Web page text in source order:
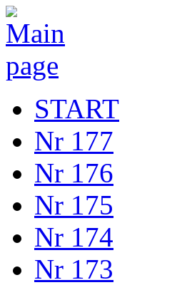
START
Nr 177
Nr 176
Nr 175
Nr 174
Nr 173